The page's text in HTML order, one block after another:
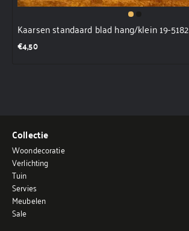
Kaarsen standaard blad hang/klein 19-5182
€4,50
Collectie
Woondecoratie
Verlichting
Tuin
Servies
Meubelen
Sale